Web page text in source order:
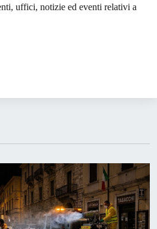
uffici, notizie ed eventi relativi a